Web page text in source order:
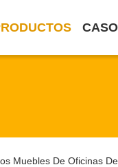
Muebles De Oficinas